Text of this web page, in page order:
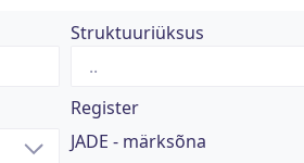
Struktuuriüksus
Register
JADE - märksõna